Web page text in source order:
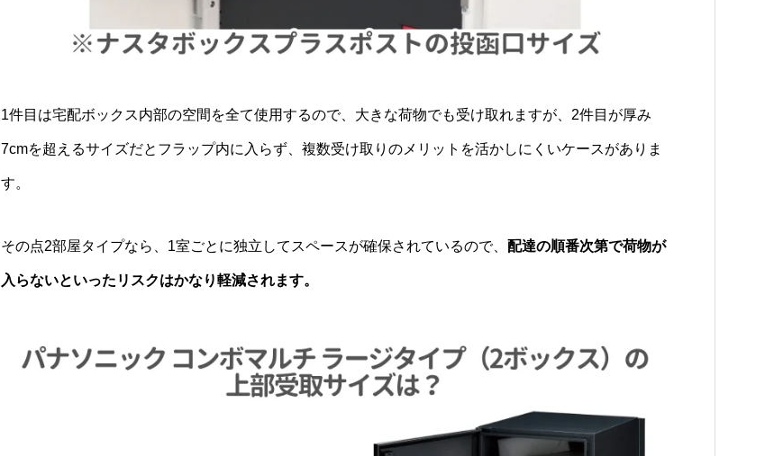
1件目は宅配ボックス内部の空間を全て使用するので、大きな荷物でも受け取れますが、2件目が厚み
7cmを超えるサイズだとフラップ内に入らず、複数受け取りのメリットを活かしにくいケースがありま
す。
その点2部屋タイプなら、1室ごとに独立してスペースが確保されているので、 配達の順番次第で荷物が
入らないといったリスクはかなり軽減されます。